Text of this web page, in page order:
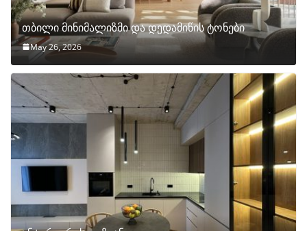
თბილი მინიმალიზმი და დედამიწის ტონები
May 26, 2026